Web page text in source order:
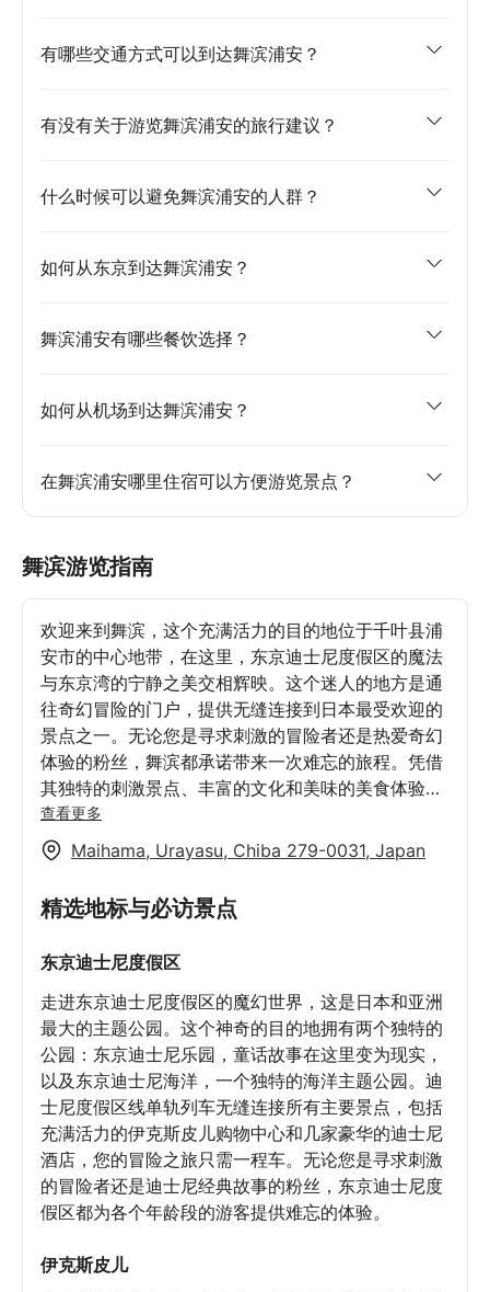
有哪些交通方式可以到达舞滨浦安？
有没有关于游览舞滨浦安的旅行建议？
什么时候可以避免舞滨浦安的人群？
如何从东京到达舞滨浦安？
舞滨浦安有哪些餐饮选择？
如何从机场到达舞滨浦安？
在舞滨浦安哪里住宿可以方便游览景点？
舞滨游览指南
欢迎来到舞滨，这个充满活力的目的地位于千叶县浦
安市的中心地带，在这里，东京迪士尼度假区的魔法
与东京湾的宁静之美交相辉映。这个迷人的地方是通
往奇幻冒险的门户，提供无缝连接到日本最受欢迎的
景点之一。无论您是寻求刺激的冒险者还是热爱奇幻
体验的粉丝，舞滨都承诺带来一次难忘的旅程。凭借
其独特的刺激景点、丰富的文化和美味的美食体验，
舞滨是寻求冒险和放松的旅行者必去之地。快搭上前
往舞滨站的列车，让魔法展开吧！
查看更多
Maihama, Urayasu, Chiba 279-0031, Japan
精选地标与必访景点
东京迪士尼度假区
走进东京迪士尼度假区的魔幻世界，这是日本和亚洲
最大的主题公园。这个神奇的目的地拥有两个独特的
公园：东京迪士尼乐园，童话故事在这里变为现实，
以及东京迪士尼海洋，一个独特的海洋主题公园。迪
士尼度假区线单轨列车无缝连接所有主要景点，包括
充满活力的伊克斯皮儿购物中心和几家豪华的迪士尼
酒店，您的冒险之旅只需一程车。无论您是寻求刺激
的冒险者还是迪士尼经典故事的粉丝，东京迪士尼度
假区都为各个年龄段的游客提供难忘的体验。
伊克斯皮儿